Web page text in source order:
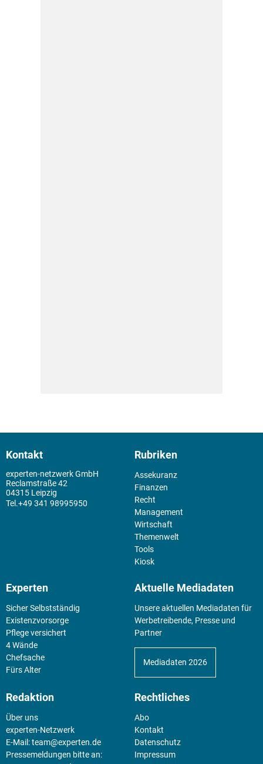
Kontakt
experten-netzwerk GmbH
Reclamstraße 42
04315 Leipzig
+49 341 98995950
Rubriken
Assekuranz
Finanzen
Recht
Management
Wirtschaft
Themenwelt
Tools
Kiosk
Experten
Sicher Selbstständig
Existenz­vorsorge
Pflege versichert
4 Wände
Chefsache
Fürs Alter
Aktuelle Mediadaten
Unsere aktuellen Mediadaten für
Werbetreibende, Presse und
Partner
Mediadaten 2026
Redaktion
Über uns
experten-Netzwerk
E-Mail:team@experten.de
Pressemeldungen bitte an:
Rechtliches
Abo
Kontakt
Datenschutz
Impressum